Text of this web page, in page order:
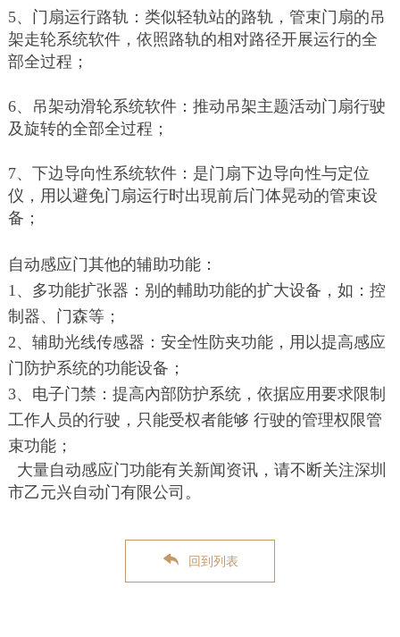
5、门扇运行路轨：类似轻轨站的路轨，管束门扇的吊
架走轮系统软件，依照路轨的相对路径开展运行的全
部全过程；
6、吊架动滑轮系统软件：推动吊架主题活动门扇行驶
及旋转的全部全过程；
7、下边导向性系统软件：是门扇下边导向性与定位
仪，用以避免门扇运行时出現前后门体晃动的管束设
备；
自动感应门其他的辅助功能：
1、多功能扩张器：别的輔助功能的扩大设备，如：控
制器、门森等；
2、辅助光线传感器：安全性防夹功能，用以提高感应
门防护系统的功能设备；
3、电子门禁：提高內部防护系统，依据应用要求限制
工作人员的行驶，只能受权者能够 行驶的管理权限管
束功能；
大量自动感应门功能有关新闻资讯，请不断关注深圳
市乙元兴自动门有限公司。
回到列表